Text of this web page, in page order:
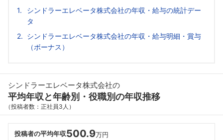
シンドラーエレベータ株式会社の年収・給与の統計デー
タ
シンドラーエレベータ株式会社の年収・給与明細・賞与
（ボーナス）
シンドラーエレベータ株式会社の
平均年収と年齢別・役職別の年収推移
（投稿者数：正社員3人）
投稿者の平均年収500.9万円